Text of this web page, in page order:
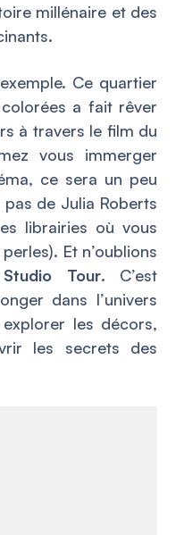
millénaire et des
Ce quartier
a fait rêver
à travers le film du
vous immerger
ce sera un peu
de Julia Roberts
librairies où vous
Et n’oublions
Tour. C’est
dans l’univers
les décors,
les secrets des